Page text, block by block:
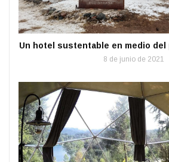
Un hotel sustentable en medio del
8 de junio de 2021